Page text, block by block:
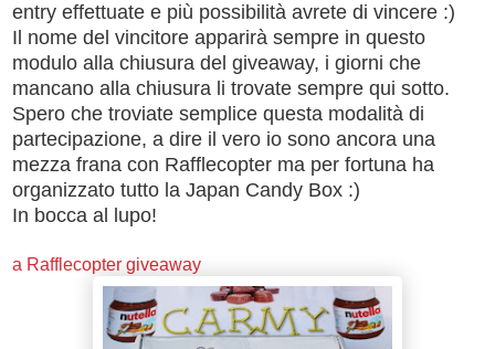
entry effettuate e più possibilità avrete di vincere :)
Il nome del vincitore apparirà sempre in questo
modulo alla chiusura del giveaway, i giorni che
mancano alla chiusura li trovate sempre qui sotto.
Spero che troviate semplice questa modalità di
partecipazione, a dire il vero io sono ancora una
mezza frana con Rafflecopter ma per fortuna ha
organizzato tutto la Japan Candy Box :)
In bocca al lupo!
a Rafflecopter giveaway